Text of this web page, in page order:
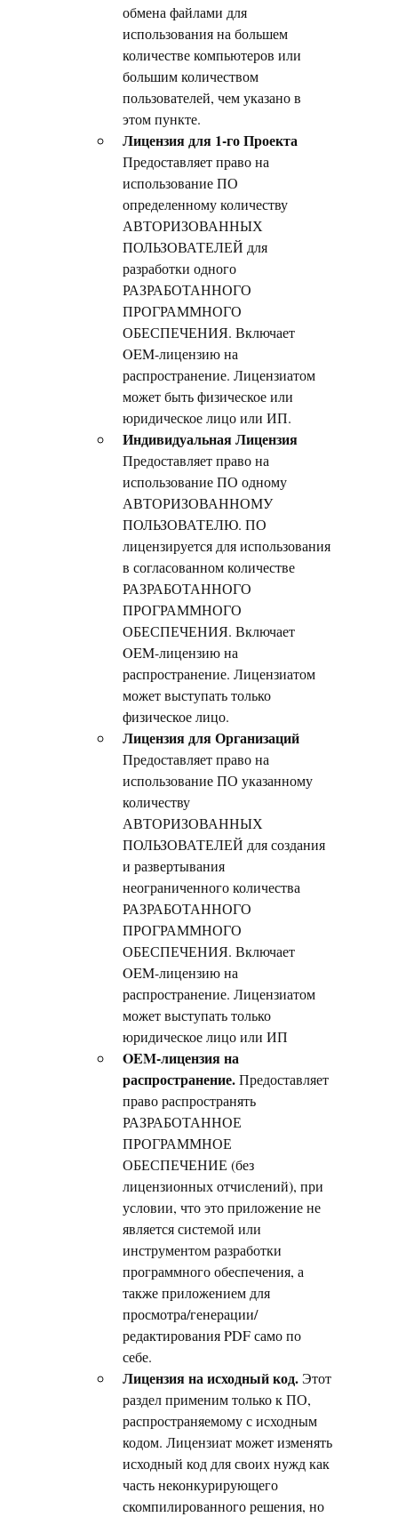
обмена файлами для
использования на большем
количестве компьютеров или
большим количеством
пользователей, чем указано в
этом пункте.
Лицензия для 1-го Проекта
Предоставляет право на
использование ПО
определенному количеству
АВТОРИЗОВАННЫХ
ПОЛЬЗОВАТЕЛЕЙ для
разработки одного
РАЗРАБОТАННОГО
ПРОГРАММНОГО
ОБЕСПЕЧЕНИЯ. Включает
OEM-лицензию на
распространение. Лицензиатом
может быть физическое или
юридическое лицо или ИП.
Индивидуальная Лицензия
Предоставляет право на
использование ПО одному
АВТОРИЗОВАННОМУ
ПОЛЬЗОВАТЕЛЮ. ПО
лицензируется для использования
в согласованном количестве
РАЗРАБОТАННОГО
ПРОГРАММНОГО
ОБЕСПЕЧЕНИЯ. Включает
OEM-лицензию на
распространение. Лицензиатом
может выступать только
физическое лицо.
Лицензия для Организаций
Предоставляет право на
использование ПО указанному
количеству
АВТОРИЗОВАННЫХ
ПОЛЬЗОВАТЕЛЕЙ для создания
и развертывания
неограниченного количества
РАЗРАБОТАННОГО
ПРОГРАММНОГО
ОБЕСПЕЧЕНИЯ. Включает
OEM-лицензию на
распространение. Лицензиатом
может выступать только
юридическое лицо или ИП
OEM-лицензия на
распространение.Предоставляет
право распространять
РАЗРАБОТАННОЕ
ПРОГРАММНОЕ
ОБЕСПЕЧЕНИЕ (без
лицензионных отчислений), при
условии, что это приложение не
является системой или
инструментом разработки
программного обеспечения, а
также приложением для
просмотра/генерации/
редактирования PDF само по
себе.
Лицензия на исходный код. Этот
раздел применим только к ПО,
распространяемому с исходным
кодом. Лицензиат может изменять
исходный код для своих нужд как
часть неконкурирующего
скомпилированного решения, но